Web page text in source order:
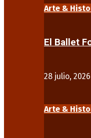
Arte &
El Ballet
28 julio, 2026
Arte &